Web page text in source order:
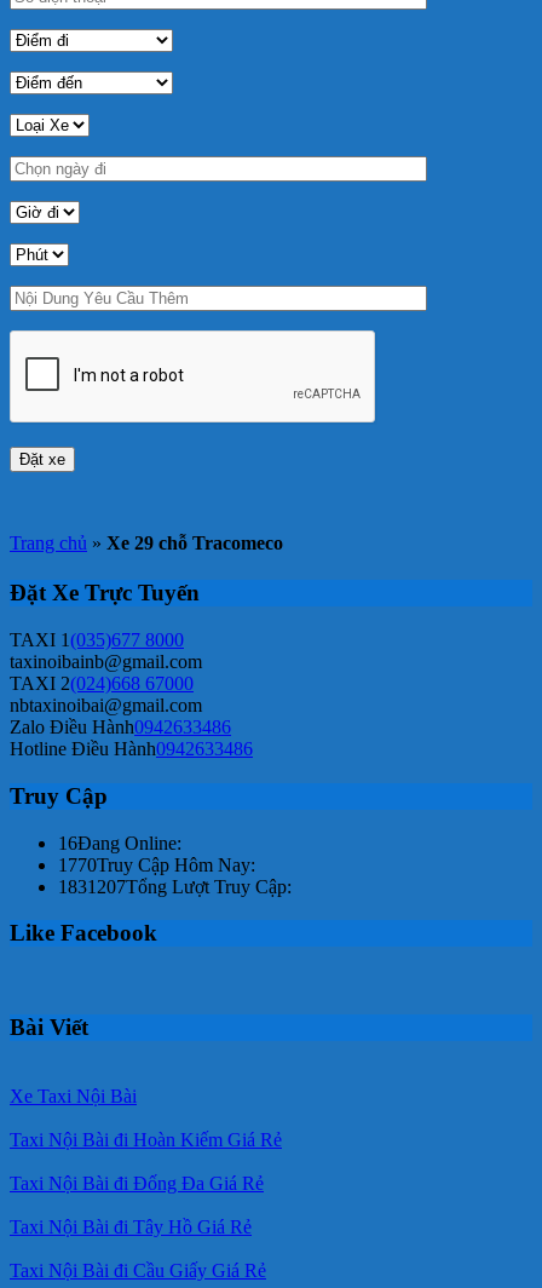
Trang chủ » Xe 29 chỗ Tracomeco
Đặt Xe Trực Tuyến
TAXI 1(035)677 8000
taxinoibainb@gmail.com
TAXI 2(024)668 67000
nbtaxinoibai@gmail.com
Zalo Điều Hành0942633486
Hotline Điều Hành0942633486
Truy Cập
16Đang Online:
1770Truy Cập Hôm Nay:
1831207Tổng Lượt Truy Cập:
Like Facebook
Bài Viết
Xe Taxi Nội Bài
Taxi Nội Bài đi Hoàn Kiếm Giá Rẻ
Taxi Nội Bài đi Đống Đa Giá Rẻ
Taxi Nội Bài đi Tây Hồ Giá Rẻ
Taxi Nội Bài đi Cầu Giấy Giá Rẻ